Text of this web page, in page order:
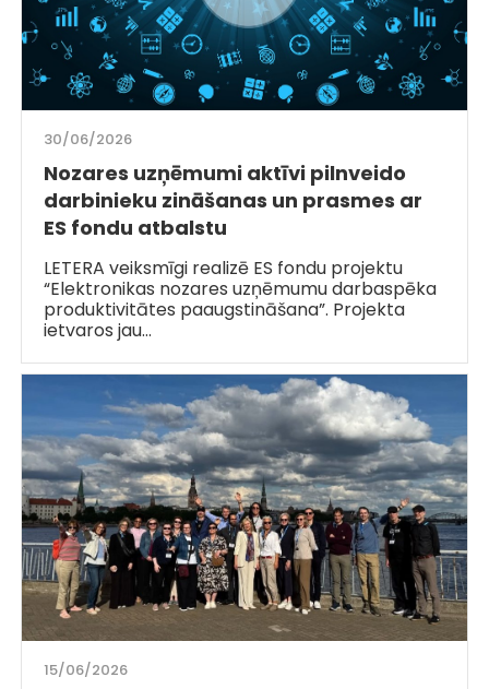
30/06/2026
Nozares uzņēmumi aktīvi pilnveido
darbinieku zināšanas un prasmes ar
ES fondu atbalstu
LETERA veiksmīgi realizē ES fondu projektu
“Elektronikas nozares uzņēmumu darbaspēka
produktivitātes paaugstināšana”. Projekta
ietvaros jau…
15/06/2026